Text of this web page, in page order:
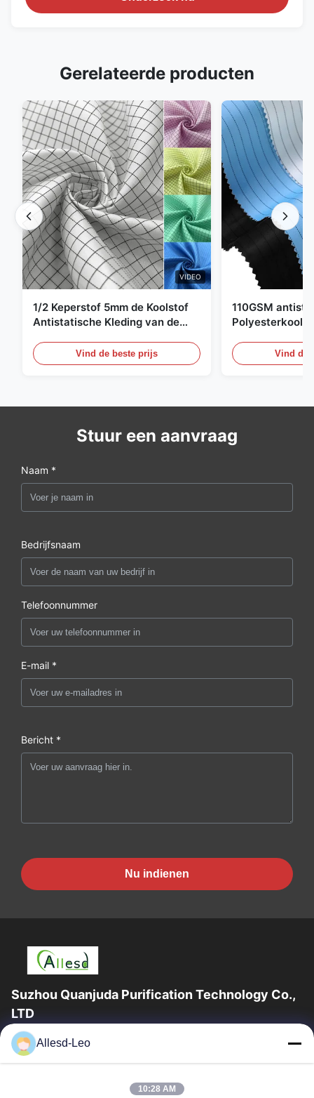
Gerelateerde producten
VIDEO
1/2 Keperstof 5mm de Koolstof
Antistatische Kleding van de
Vind de beste prijs
110GSM
Vind de
Stuur een aanvraag
Naam *
Bedrijfsnaam
Telefoonnummer
E-mail *
Bericht *
Nu indienen
Suzhou Quanjuda Purification Technology Co.,
LTD
16years ervaring, als belangrijke fabrikant en exporteur van
ESD & Cleanroom producten, bieden wij een volledige lijn van
Allesd-Leo
10:28 AM